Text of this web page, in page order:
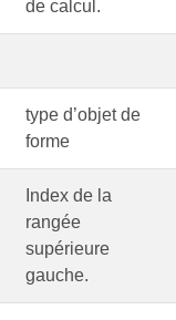
de calcul.
type d’objet de
forme
Index de la
rangée
supérieure
gauche.